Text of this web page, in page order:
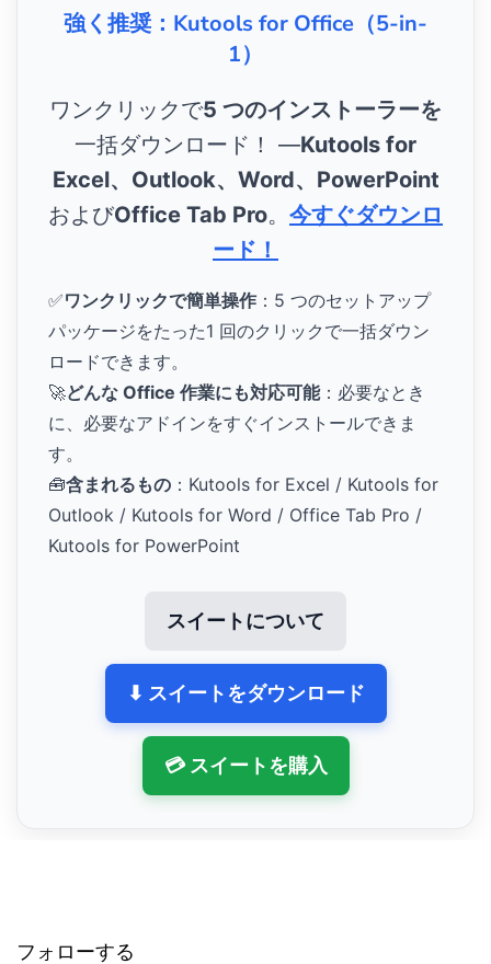
強く推奨：Kutools for Office（5-in-
1）
ワンクリックで5 つのインストーラーを
一括ダウンロード！ ―Kutools for
Excel、Outlook、Word、PowerPoint
およびOffice Tab Pro。 今すぐダウンロ
ード！
✅ワンクリックで簡単操作 ：5 つのセットアップ
パッケージをたった1 回のクリックで一括ダウン
ロードできます。
🚀どんな Office 作業にも対応可能：必要なとき
に、必要なアドインをすぐインストールできま
す。
🧰含まれるもの ：Kutools for Excel / Kutools for
Outlook / Kutools for Word / Office Tab Pro /
Kutools for PowerPoint
スイートについて
⬇ スイートをダウンロード
💳 スイートを購入
フォローする